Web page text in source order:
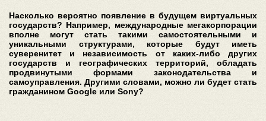
Насколько вероятно появление в будущем виртуальных
государств? Например, международные мегакорпорации
вполне могут стать такими самостоятельными и
уникальными структурами, которые будут иметь
суверенитет и независимость от каких-либо других
государств и географических территорий, обладать
продвинутыми формами законодательства и
самоуправления. Другими словами, можно ли будет стать
гражданином Google или Sony?